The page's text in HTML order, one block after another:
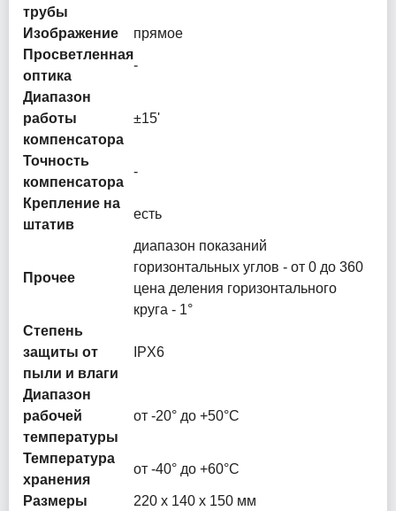
трубы
Изображение
прямое
Просветленная
оптика
-
Диапазон
работы
компенсатора
±15'
Точность
компенсатора
-
Крепление на
штатив
есть
Прочее
диапазон показаний
горизонтальных углов - от 0 до 360
цена деления горизонтального
круга - 1°
Степень
защиты от
пыли и влаги
IPX6
Диапазон
рабочей
температуры
от -20° до +50°С
Температура
хранения
от -40° до +60°С
Размеры 220 x 140 x 150 мм